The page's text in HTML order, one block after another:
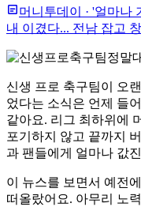
머니투데이 · '얼마나
내 이겼다... 전남 잡고
신생 프로 축구팀이 오
었다는 소식은 언제 들
같아요. 리그 최하위에
포기하지 않고 끝까지
과 팬들에게 얼마나 값
이 뉴스를 보면서 예전
떠올랐어요. 아무리 노